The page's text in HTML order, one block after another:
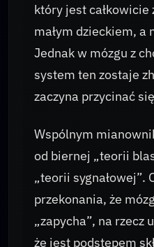
który jest
małym dzieckiem, a
Jednak w mózgu z
system ten zostaje
zaczyna przycinać
Wspólnym
od biernej „teorii
„teorii sygnałowej”.
przekonania, że
„zapycha”, na rzecz
że jest podstępem